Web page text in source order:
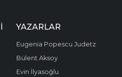
YAZARLAR
Eugenia Popescu Judetz
Bülent Aksoy
Evin İlyasoğlu